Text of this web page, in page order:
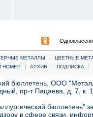
МЕТАЛЛЫ |
ЦВЕТНЫЕ
НОМЕР | АРХИВ | ПОДПИСКА |
бюллетень, ООО
пр-т Пацаева, д. 7,
бюллетень"
в сфере связи,